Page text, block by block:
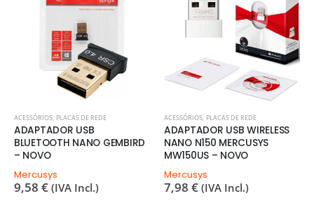
ACESSÓRIOS PLACAS DE REDE
ADAPTADOR USB
BLUETOOTH NANO GEMBIRD
– NOVO
Mercusys
9,58 € (IVA Incl.)
ACESSÓRIOS PLACAS DE REDE
ADAPTADOR USB WIRELESS
NANO N150 MERCUSYS
MW150US – NOVO
Mercusys
7,98 € (IVA Incl.)